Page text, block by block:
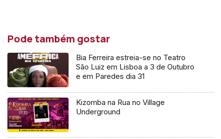
Pode também gostar
Bia Ferreira estreia-se no Teatro
São Luiz em Lisboa a 3 de Outubro
e em Paredes dia 31
Kizomba na Rua no Village
Underground